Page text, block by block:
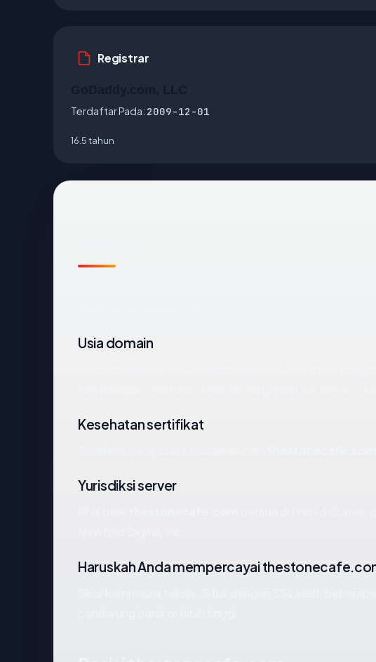
Registrar
Terdaftar Pada: 2009-12-01
16.5 tahun
Usia domain
Kesehatan sertifikat
Yurisdiksi server
Haruskah Anda mempercayai